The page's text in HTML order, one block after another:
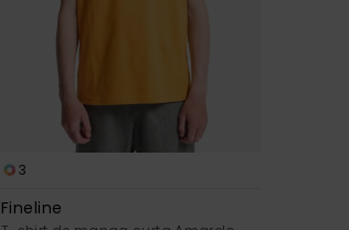
3
Fineline